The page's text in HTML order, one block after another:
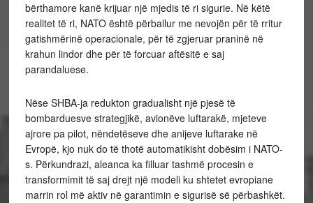
bërthamore kanë krijuar një mjedis të ri sigurie. Në këtë
realitet të ri, NATO është përballur me nevojën për të rritur
gatishmërinë operacionale, për të zgjeruar praninë në
krahun lindor dhe për të forcuar aftësitë e saj
parandaluese.
Nëse SHBA-ja redukton gradualisht një pjesë të
bombarduesve strategjikë, avionëve luftarakë, mjeteve
ajrore pa pilot, nëndetëseve dhe anijeve luftarake në
Evropë, kjo nuk do të thotë automatikisht dobësim i NATO-
s. Përkundrazi, aleanca ka filluar tashmë procesin e
transformimit të saj drejt një modeli ku shtetet evropiane
marrin rol më aktiv në garantimin e sigurisë së përbashkët.